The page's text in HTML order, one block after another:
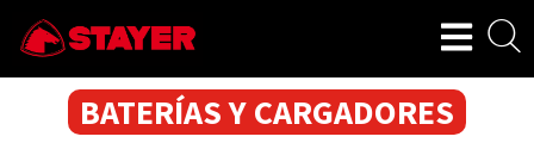
BATERÍAS Y CARGADORES